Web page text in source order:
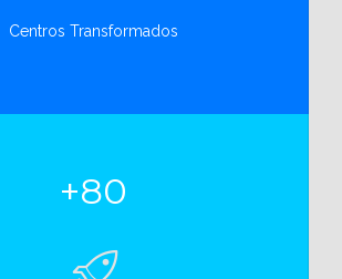
Centros Transformados
+80